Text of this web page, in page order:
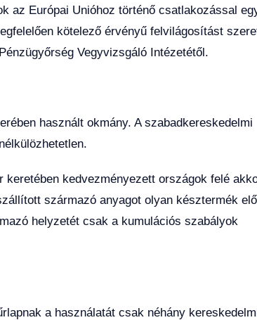
az Európai Unióhoz történő csatlakozással
kötelező érvényű felvilágosítást
Vegyvizsgáló Intézetétől.
használt okmány. A szabadkereskedelmi
kedvezményezett országok felé
származó anyagot olyan késztermék
helyzetét csak a kumulációs szabályok
a használatát csak néhány